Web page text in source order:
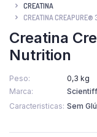
CREATINA
CREATINA CREAPURE®
Creatina
Nutrition
Peso
0,3 kg
Marca
Caracteristicas Sem